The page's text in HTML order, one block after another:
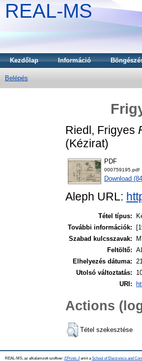
REAL-MS
Kezdőlap Információ
Belépés
Riedl, Frigyes
(Kézirat)
PDF
000759195.pdf
Download
Aleph URL:
Tétel típus:
További információk:
Szabad kulcsszavak:
Feltöltő:
Elhelyezés dátuma:
Utolsó változtatás:
URI:
Actions
Tétel szekesztése
REAL-MS, az alkalamzott szoftver: EPrints 3amit a School of Electronics and